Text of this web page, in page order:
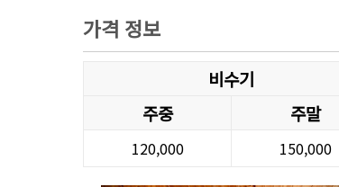
가격 정보
비수기
주중 주말
120,000 150,000